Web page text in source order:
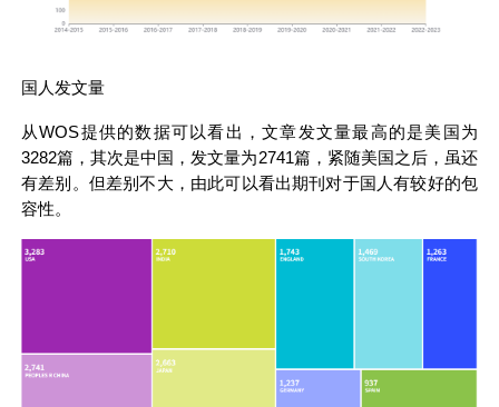
国人发文量
从WOS提供的数据可以看出，文章发文量最高的是美国为
3282篇，其次是中国，发文量为2741篇，紧随美国之后，虽还
有差别。但差别不大，由此可以看出期刊对于国人有较好的包
容性。